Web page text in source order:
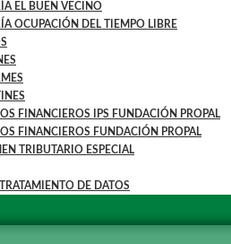
EL BUEN VECINO
OCUPACIÓN DEL TIEMPO LIBRE
FINANCIEROS IPS FUNDACIÓN PROPAL
FINANCIEROS FUNDACIÓN PROPAL
TRIBUTARIO ESPECIAL
DE DATOS